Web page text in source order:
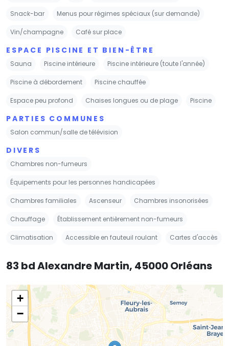
Snack-bar Menus pour régimes spéciaux (sur demande)
Vin/champagne Café sur place
ESPACE PISCINE ET BIEN-ÊTRE
Sauna Piscine intérieure Piscine intérieure (toute l'année)
Piscine à débordement Piscine chauffée
Espace peu profond Chaises longues ou de plage Piscine
PARTIES COMMUNES
Salon commun/salle de télévision
DIVERS
Chambres non-fumeurs
Équipements pour les personnes handicapées
Chambres familiales Ascenseur Chambres insonorisées
Chauffage Établissement entièrement non-fumeurs
Climatisation Accessible en fauteuil roulant Cartes d'accès
83 bd Alexandre Martin, 45000 Orléans
+
−